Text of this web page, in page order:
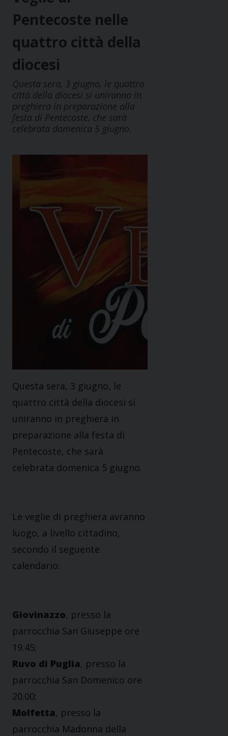
Pentecoste nelle
quattro città della
diocesi
Questa sera, 3 giugno, le quattro
città della diocesi si uniranno in
preghiera in preparazione alla
festa di Pentecoste, che sarà
celebrata domenica 5 giugno.
Questa sera, 3 giugno, le
quattro città della diocesi si
uniranno in preghiera in
preparazione alla festa di
Pentecoste, che sarà
celebrata domenica 5 giugno.
Le veglie di preghiera avranno
luogo, a livello cittadino,
secondo il seguente
calendario:
Giovinazzo, presso la
parrocchia San Giuseppe ore
19.45;
Ruvo di Puglia, presso la
parrocchia San Domenico ore
20.00;
Molfetta, presso la
parrocchia Madonna della